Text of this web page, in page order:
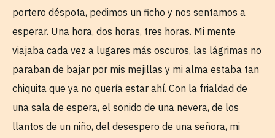
portero déspota, pedimos un ficho y nos sentamos a
esperar. Una hora, dos horas, tres horas. Mi mente
viajaba cada vez a lugares más oscuros, las lágrimas no
paraban de bajar por mis mejillas y mi alma estaba tan
chiquita que ya no quería estar ahí. Con la frialdad de
una sala de espera, el sonido de una nevera, de los
llantos de un niño, del desespero de una señora, mi